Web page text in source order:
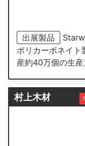
出展製品
ポリカーボネイ
産約40万個の生産
村上木材